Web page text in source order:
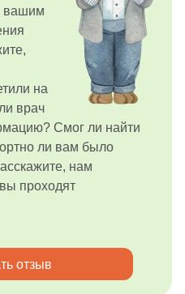
вашим
на
врач
Смог ли найти
ли вам было
нам
проходят
отзыв